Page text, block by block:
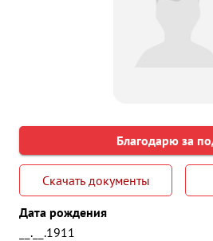
Благодарю за
Скачать документы
Дата рождения
__.__.1911